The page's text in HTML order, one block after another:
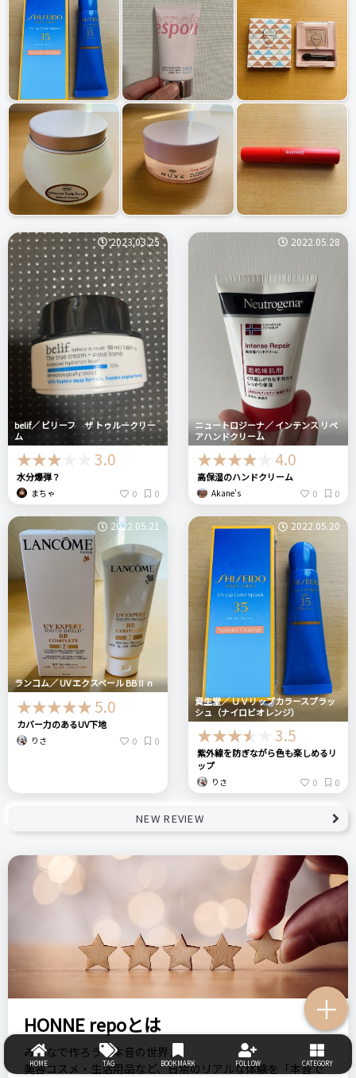
＋
2023.03.25
belif／ ビリーフ ザ トゥルークリー
ム
3.0
水分爆弾？
まちゃ 0 0
2022.05.28
ニュートロジーナ／ インテンス リペ
アハンドクリーム
4.0
高保湿のハンドクリーム
Akane’s 0 0
2022.05.21
ランコム／ UV エクスペール BBⅡ n
5.0
カバー力のあるUV下地
りさ 0 0
2022.05.20
資生堂／ ＵＶリップカラースプラッ
シュ（ナイロビオレンジ）
3.5
紫外線を防ぎながら色も楽しめるリ
ップ
りさ 0 0
NEW REVIEW
HONNE repoとは
みんなで作ろう～本音の世界♪
美容コスメ・生活用品など、日常のリアルな体験を「本音で
HOME TAG BOOKMARK FOLLOW CATEGORY